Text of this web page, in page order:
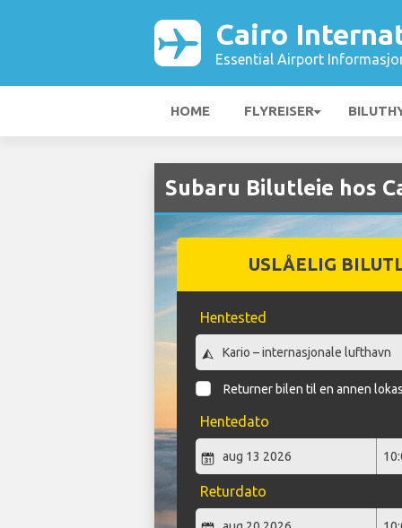
Cairo
Essential Airport
HOME FLYREISER
Subaru Bilutleie hos
USLÅELIG
Hentested
Returner bilen til en annen
Hentedato
Returdato